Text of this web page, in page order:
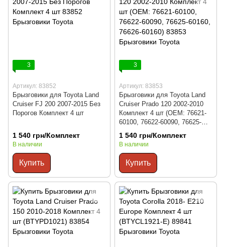
3
Артикул: 83852
Брызговики для Toyota Land
Cruiser FJ 200 2007-2015 Без
Порогов Комплект 4 шт
1 540 грн/Комплект
В наличии
Купить
3
Артикул: 83853
Брызговики для Toyota Land
Cruiser Prado 120 2002-2010
Комплект 4 шт (OEM: 76621-
60100, 76622-60090, 76625-
60160, 76626-60160)
1 540 грн/Комплект
В наличии
Купить